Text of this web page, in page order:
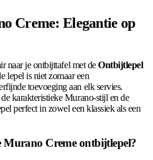
Creme: Elegantie op
naar je ontbijttafel met deOntbijtlepel
lepel is niet zomaar een
toevoeging aan elk servies.
karakteristieke Murano-stijl en de
perfect in zowel een klassiek als een
Murano Creme ontbijtlepel?